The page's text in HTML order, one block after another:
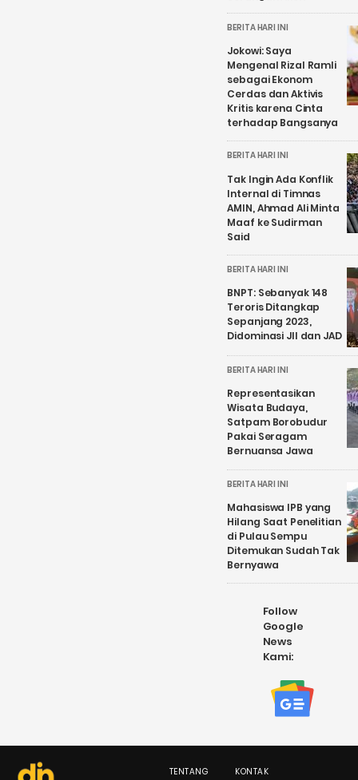
BERITA HARI INI
Jokowi: Saya
Mengenal Rizal Ramli
sebagai Ekonom
Cerdas dan Aktivis
Kritis karena Cinta
terhadap Bangsanya
BERITA HARI INI
Tak Ingin Ada Konflik
Internal di Timnas
AMIN, Ahmad Ali Minta
Maaf ke Sudirman
Said
BERITA HARI INI
BNPT: Sebanyak 148
Teroris Ditangkap
Sepanjang 2023,
Didominasi JII dan JAD
BERITA HARI INI
Representasikan
Wisata Budaya,
Satpam Borobudur
Pakai Seragam
Bernuansa Jawa
BERITA HARI INI
Mahasiswa IPB yang
Hilang Saat Penelitian
di Pulau Sempu
Ditemukan Sudah Tak
Bernyawa
Follow
Google
News
Kami:
TENTANG
KONTAK